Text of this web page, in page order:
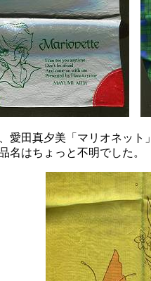
愛田真夕美「マリオネット
名はちょっと不明でした。